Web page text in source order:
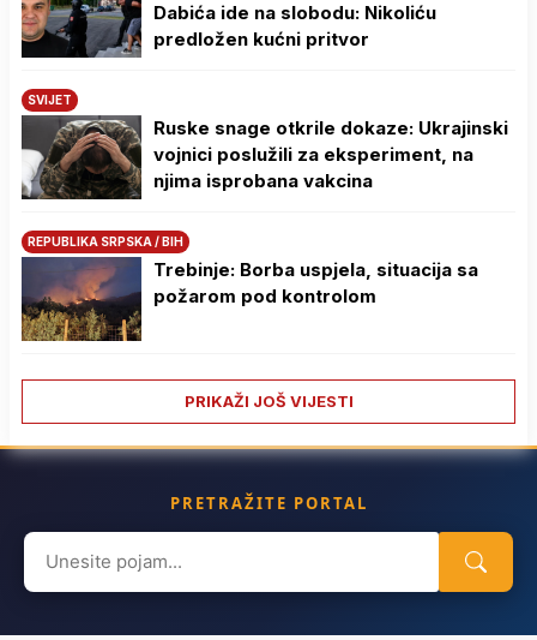
Dabića ide na slobodu: Nikoliću
predložen kućni pritvor
SVIJET
Ruske snage otkrile dokaze: Ukrajinski
vojnici poslužili za eksperiment, na
njima isprobana vakcina
REPUBLIKA SRPSKA / BIH
Trebinje: Borba uspjela, situacija sa
požarom pod kontrolom
PRIKAŽI JOŠ VIJESTI
PRETRAŽITE PORTAL
Search
for: